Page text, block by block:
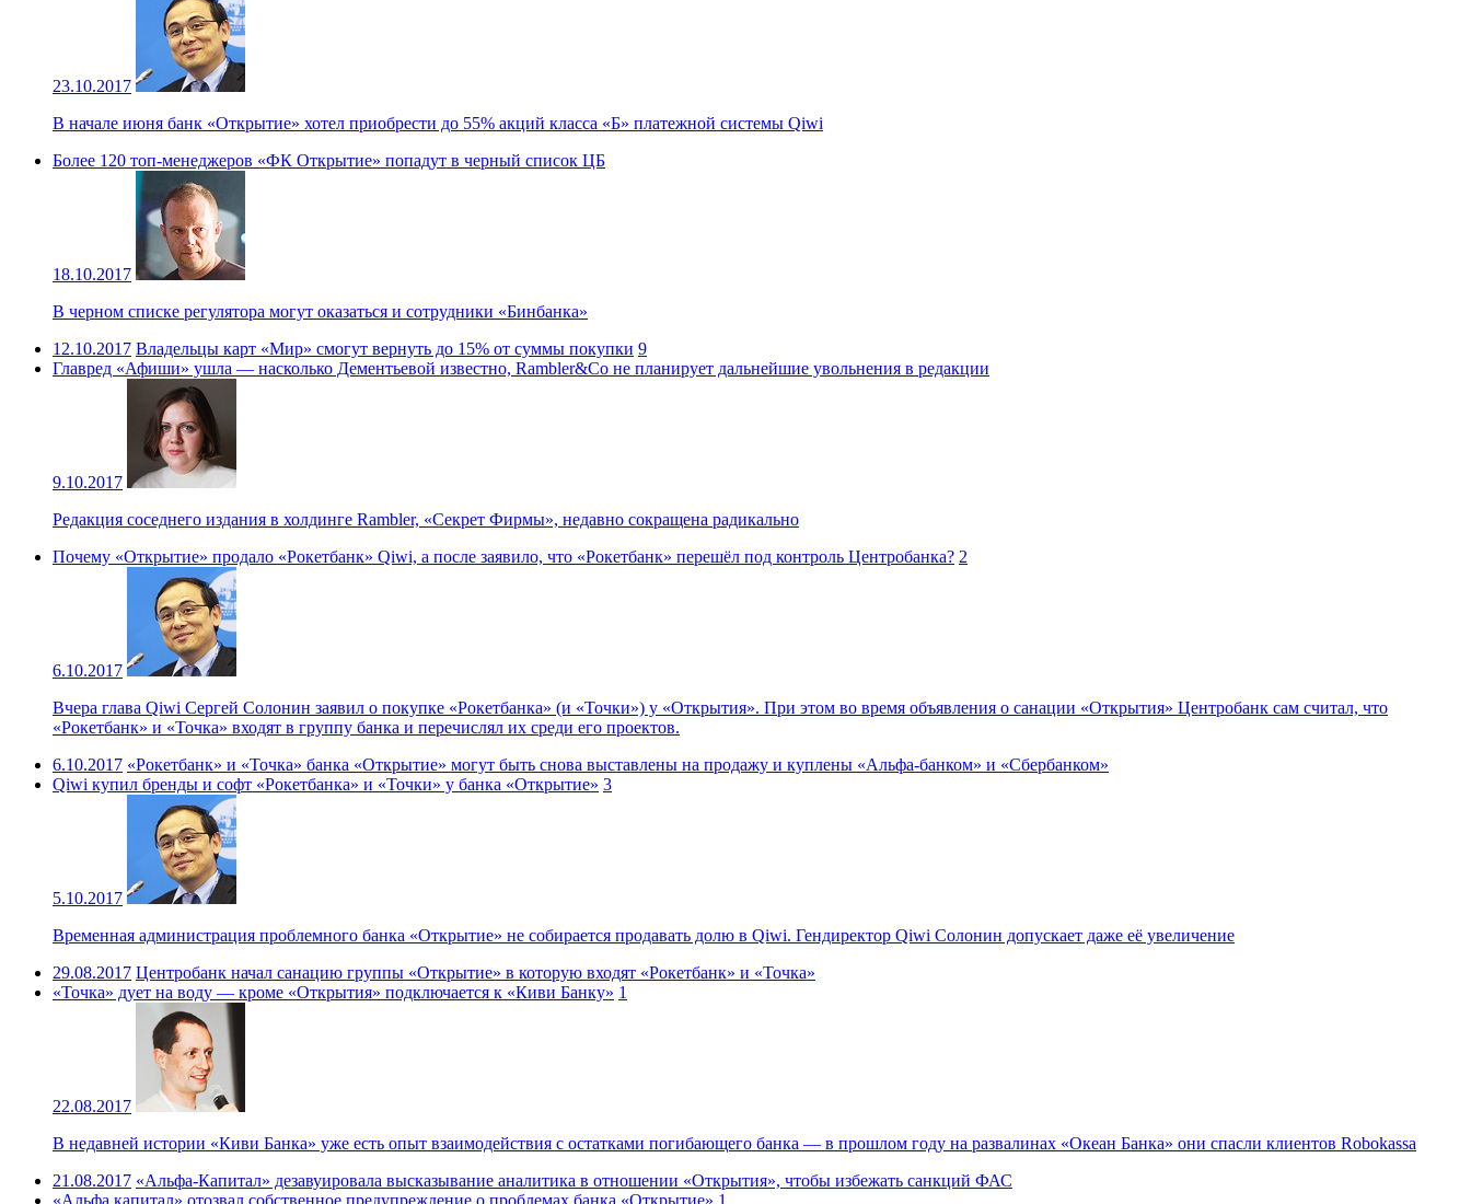
23.10.2017
В начале июня банк «Открытие» хотел приобрести до 55% акций класса «Б» платежной системы Qiwi
Более 120 топ-менеджеров «ФК Открытие» попадут в черный список ЦБ
18.10.2017
В черном списке регулятора могут оказаться и сотрудники «Бинбанка»
12.10.2017 Владельцы карт «Мир» смогут вернуть до 15% от суммы покупки 9
Главред «Афиши» ушла — насколько Дементьевой известно, Rambler&Co не планирует дальнейшие увольнения в редакции
9.10.2017
Редакция соседнего издания в холдинге Rambler, «Секрет Фирмы», недавно сокращена радикально
Почему «Открытие» продало «Рокетбанк» Qiwi, а после заявило, что «Рокетбанк» перешёл под контроль Центробанка? 2
6.10.2017
Вчера глава Qiwi Сергей Солонин заявил о покупке «Рокетбанка» (и «Точки») у «Открытия». При этом во время объявления о санации «Открытия» Центробанк сам считал, что
«Рокетбанк» и «Точка» входят в группу банка и перечислял их среди его проектов.
6.10.2017 «Рокетбанк» и «Точка» банка «Открытие» могут быть снова выставлены на продажу и куплены «Альфа-банком» и «Сбербанком»
Qiwi купил бренды и софт «Рокетбанка» и «Точки» у банка «Открытие» 3
5.10.2017
Временная администрация проблемного банка «Открытие» не собирается продавать долю в Qiwi. Гендиректор Qiwi Солонин допускает даже её увеличение
29.08.2017 Центробанк начал санацию группы «Открытие» в которую входят «Рокетбанк» и «Точка»
«Точка» дует на воду — кроме «Открытия» подключается к «Киви Банку» 1
22.08.2017
В недавней истории «Киви Банка» уже есть опыт взаимодействия с остатками погибающего банка — в прошлом году на развалинах «Океан Банка» они спасли клиентов Robokassa
21.08.2017 «Альфа-Капитал» дезавуировала высказывание аналитика в отношении «Открытия», чтобы избежать санкций ФАС
«Альфа капитал» отозвал собственное предупреждение о проблемах банка «Открытие» 1